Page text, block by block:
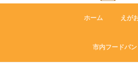
ホーム えが
市内フードパ